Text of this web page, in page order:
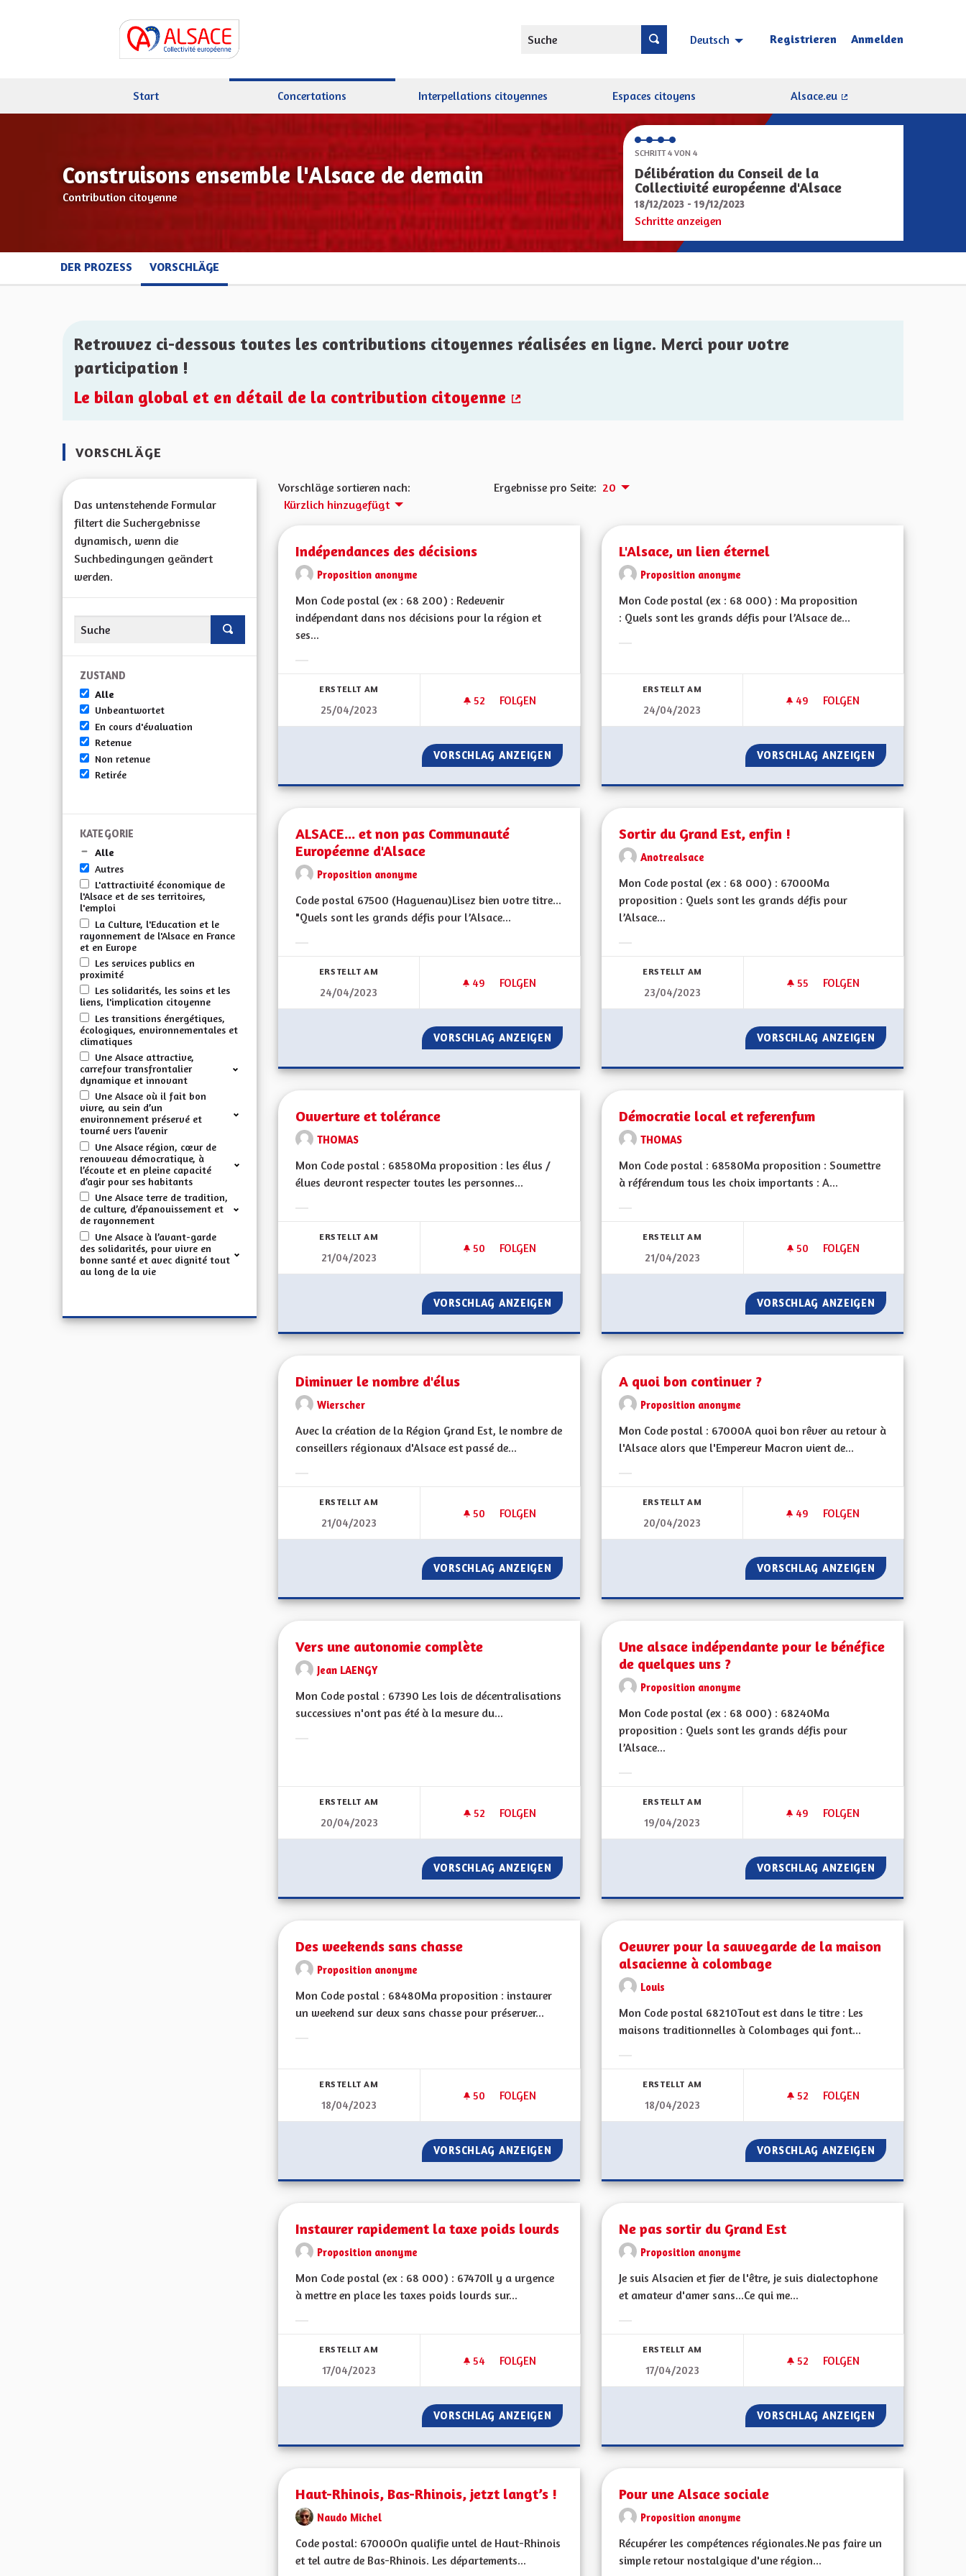
Suche Deutsch Choisir la langue Sprache wählen
Registrieren Anmelden
Start Concertations Interpellations citoyennes Espaces citoyens
Alsace.eu
Construisons ensemble l'Alsace de demain
Contribution citoyenne
SCHRITT 4 VON 4
Délibération du Conseil de la
Collectivité européenne d'Alsace
18/12/2023 - 19/12/2023
Schritte anzeigen
DER PROZESS VORSCHLÄGE
Retrouvez ci-dessous toutes les contributions citoyennes réalisées en ligne. Merci pour votre
participation !
Le bilan global et en détail de la contribution citoyenne
VORSCHLÄGE
Das untenstehende Formular
filtert die Suchergebnisse
dynamisch, wenn die
Suchbedingungen geändert
werden.
ZUSTAND
Alle
Unbeantwortet
En cours d'évaluation
Retenue
Non retenue
Retirée
KATEGORIE
Alle
Autres
L'attractivité économique de
l'Alsace et de ses territoires,
l'emploi
La Culture, l'Education et le
rayonnement de l'Alsace en France
et en Europe
Les services publics en
proximité
Les solidarités, les soins et les
liens, l'implication citoyenne
Les transitions énergétiques,
écologiques, environnementales et
climatiques
Une Alsace attractive,
carrefour transfrontalier
dynamique et innovant
Une Alsace où il fait bon
vivre, au sein d’un
environnement préservé et
tourné vers l’avenir
Une Alsace région, cœur de
renouveau démocratique, à
l’écoute et en pleine capacité
d’agir pour ses habitants
Une Alsace terre de tradition,
de culture, d’épanouissement et
de rayonnement
Une Alsace à l’avant-garde
des solidarités, pour vivre en
bonne santé et avec dignité tout
au long de la vie
Vorschläge sortieren nach:
Kürzlich hinzugefügt
Ergebnisse pro Seite: 20
Indépendances des décisions
Proposition anonyme
Mon Code postal (ex : 68 200) : Redevenir
indépendant dans nos décisions pour la région et
ses...
ERSTELLT AM
25/04/2023
52 52 FOLLOWER
FOLGEN
INDÉPENDANCES DES DÉCISIONS
VORSCHLAG ANZEIGEN INDÉPENDANCES DES DÉCISIONS
L'Alsace, un lien éternel
Proposition anonyme
Mon Code postal (ex : 68 000) : Ma proposition
: Quels sont les grands défis pour l’Alsace de...
ERSTELLT AM
24/04/2023
49 49 FOLLOWER
FOLGEN
L'ALSACE, UN LIEN ÉTERNEL
VORSCHLAG ANZEIGEN L'ALSACE, UN
ALSACE... et non pas Communauté
Européenne d'Alsace
Proposition anonyme
Code postal 67500 (Haguenau)Lisez bien votre titre...
"Quels sont les grands défis pour l’Alsace...
ERSTELLT AM
24/04/2023
49 49 FOLLOWER
FOLGEN
ALSACE... ET NON PAS COMMUNAUTÉ EUROPÉENNE D'ALSACE
VORSCHLAG ANZEIGEN ALSACE... ET NON PAS COMMUNAUTÉ EUROPÉENNE D'ALSACE
Sortir du Grand Est, enfin !
Anotrealsace
Mon Code postal (ex : 68 000) : 67000Ma
proposition : Quels sont les grands défis pour
l’Alsace...
ERSTELLT AM
23/04/2023
55 55 FOLLOWER
FOLGEN
SORTIR DU GRAND EST,
VORSCHLAG ANZEIGEN SORTIR DU
Ouverture et tolérance
THOMAS
Mon Code postal : 68580Ma proposition : les élus /
élues devront respecter toutes les personnes...
ERSTELLT AM
21/04/2023
50 50 FOLLOWER
FOLGEN
OUVERTURE ET TOLÉRANCE
VORSCHLAG ANZEIGEN OUVERTURE ET TOLÉRANCE
Démocratie local et referenfum
THOMAS
Mon Code postal : 68580Ma proposition : Soumettre
à référendum tous les choix importants : A...
ERSTELLT AM
21/04/2023
50 50 FOLLOWER
FOLGEN
DÉMOCRATIE LOCAL ET
VORSCHLAG ANZEIGEN DÉMOCRATIE
Diminuer le nombre d'élus
Wierscher
Avec la création de la Région Grand Est, le nombre de
conseillers régionaux d'Alsace est passé de...
ERSTELLT AM
21/04/2023
50 50 FOLLOWER
FOLGEN
DIMINUER LE NOMBRE D'ÉLUS
VORSCHLAG ANZEIGEN DIMINUER LE NOMBRE D'ÉLUS
A quoi bon continuer ?
Proposition anonyme
Mon Code postal : 67000A quoi bon rêver au retour à
l'Alsace alors que l'Empereur Macron vient de...
ERSTELLT AM
20/04/2023
49 49 FOLLOWER
FOLGEN
A QUOI BON CONTINUER ?
VORSCHLAG ANZEIGEN A QUOI BON
Vers une autonomie complète
Jean LAENGY
Mon Code postal : 67390 Les lois de décentralisations
successives n'ont pas été à la mesure du...
ERSTELLT AM
20/04/2023
52 52 FOLLOWER
FOLGEN
VERS UNE AUTONOMIE COMPLÈTE
VORSCHLAG ANZEIGEN VERS UNE AUTONOMIE COMPLÈTE
Une alsace indépendante pour le bénéfice
de quelques uns ?
Proposition anonyme
Mon Code postal (ex : 68 000) : 68240Ma
proposition : Quels sont les grands défis pour
l’Alsace...
ERSTELLT AM
19/04/2023
49 49 FOLLOWER
FOLGEN
UNE ALSACE INDÉPENDANTE
VORSCHLAG ANZEIGEN UNE ALSACE
Des weekends sans chasse
Proposition anonyme
Mon Code postal : 68480Ma proposition : instaurer
un weekend sur deux sans chasse pour préserver...
ERSTELLT AM
18/04/2023
50 50 FOLLOWER
FOLGEN
DES WEEKENDS SANS CHASSE
VORSCHLAG ANZEIGEN DES WEEKENDS SANS CHASSE
Oeuvrer pour la sauvegarde de la maison
alsacienne à colombage
Louis
Mon Code postal 68210Tout est dans le titre : Les
maisons traditionnelles à Colombages qui font...
ERSTELLT AM
18/04/2023
52 52 FOLLOWER
FOLGEN
OEUVRER POUR LA
VORSCHLAG ANZEIGEN OEUVRER
Instaurer rapidement la taxe poids lourds
Proposition anonyme
Mon Code postal (ex : 68 000) : 67470Il y a urgence
à mettre en place les taxes poids lourds sur...
ERSTELLT AM
17/04/2023
54 54 FOLLOWER
FOLGEN
INSTAURER RAPIDEMENT LA TAXE POIDS LOURDS
VORSCHLAG ANZEIGEN INSTAURER RAPIDEMENT LA TAXE POIDS LOURDS
Ne pas sortir du Grand Est
Proposition anonyme
Je suis Alsacien et fier de l'être, je suis dialectophone
et amateur d'amer sans...Ce qui me...
ERSTELLT AM
17/04/2023
52 52 FOLLOWER
FOLGEN
NE PAS SORTIR DU GRAND
VORSCHLAG ANZEIGEN NE PAS SORTIR
Haut-Rhinois, Bas-Rhinois, jetzt langt’s !
Naudo Michel
Code postal: 67000On qualifie untel de Haut-Rhinois
et tel autre de Bas-Rhinois. Les départements...
Pour une Alsace sociale
Proposition anonyme
Récupérer les compétences régionales.Ne pas faire un
simple retour nostalgique d'une région...